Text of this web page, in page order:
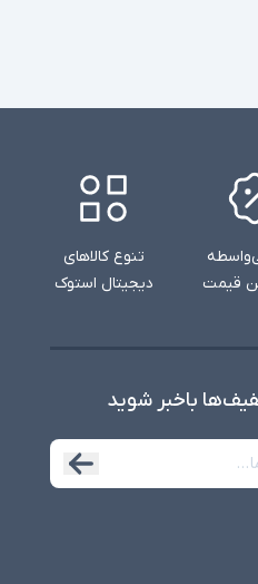
قیمت
تنوع کالاهای
دیجیتال استوک
با‌خبر شوید